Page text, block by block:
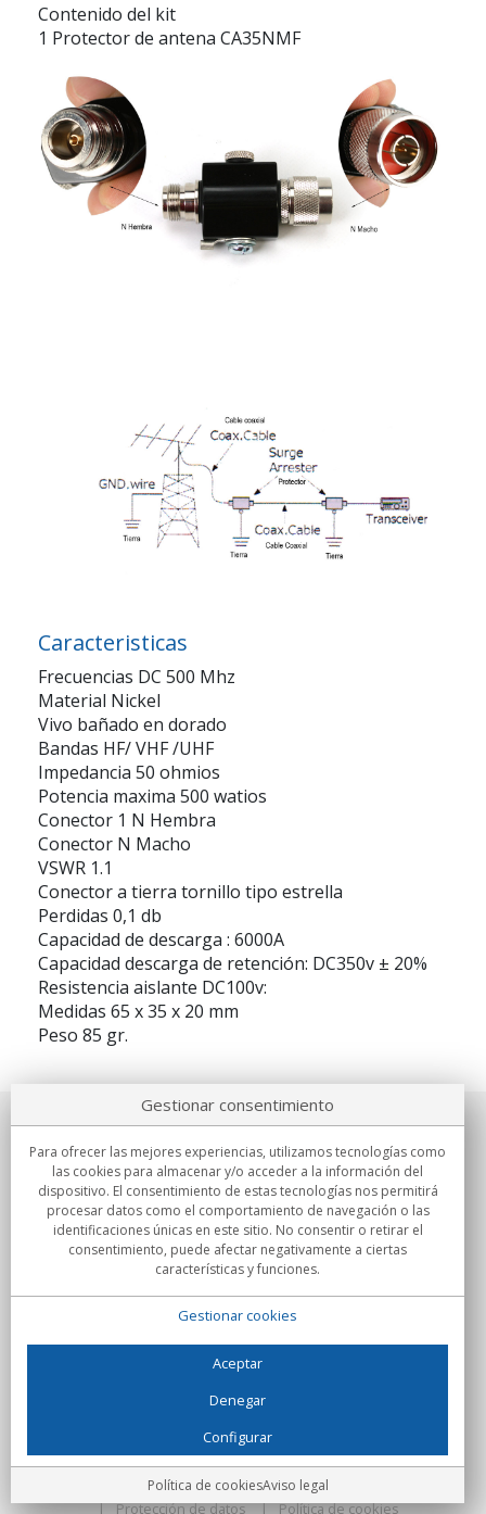
Contenido del kit
1 Protector de antena CA35NMF
Caracteristicas
Frecuencias DC 500 Mhz
Material Nickel
Vivo bañado en dorado
Bandas HF/ VHF /UHF
Impedancia 50 ohmios
Potencia maxima 500 watios
Conector 1 N Hembra
Conector N Macho
VSWR 1.1
Conector a tierra tornillo tipo estrella
Perdidas 0,1 db
Capacidad de descarga : 6000A
Capacidad descarga de retención: DC350v ± 20%
Resistencia aislante DC100v:
Medidas 65 x 35 x 20 mm
Peso 85 gr.
Sobre nosotros
Compromisos
Compras
C/Flassaders, 13, Nave 6, 08130 Santa Perpètua de Mogoda
(Barcelona) - España
Locura Digital - Todos los derechos reservados
Protección de datos
Política de cookies
Gestionar consentimiento
Para ofrecer las mejores experiencias, utilizamos tecnologías como
las cookies para almacenar y/o acceder a la información del
dispositivo. El consentimiento de estas tecnologías nos permitirá
procesar datos como el comportamiento de navegación o las
identificaciones únicas en este sitio. No consentir o retirar el
consentimiento, puede afectar negativamente a ciertas
características y funciones.
Gestionar cookies
Aceptar
Denegar
Configurar
Política de cookiesAviso legal